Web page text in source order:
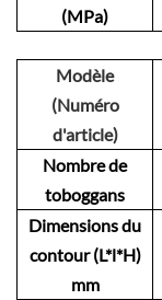
(MPa)
Modèle
(Numéro
d'article)
Nombre de
toboggans
Dimensions du
contour (L*l*H)
mm